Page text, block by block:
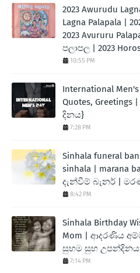
2023 Awurudu
Lagna Palapala |
2023 Avururu
පලාපල | 2023
10:55 PM
International Men's
Quotes,
දිනය}
7:28 PM
Sinhala funeral
sinhala | marana
දැන්වීම් බැනර් |
8:42 PM
Sinhala Birthday
Mom | ආදරණිය
සුභම සුභ
7:14 PM